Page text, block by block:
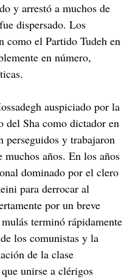
y arrestó a muchos de
dispersado. Los
como el Partido Tudeh en
en número,
auspiciado por la
Sha como dictador en
perseguidos y trabajaron
años. En los años
dominado por el clero
para derrocar al
por un breve
terminó rápidamente
los comunistas y la
de la clase
unirse a clérigos